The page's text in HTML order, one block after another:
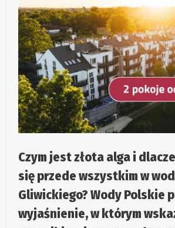
Czym jest złota alga i
się przede wszystkim w
Gliwickiego? Wody Polskie
wyjaśnienie, w którym